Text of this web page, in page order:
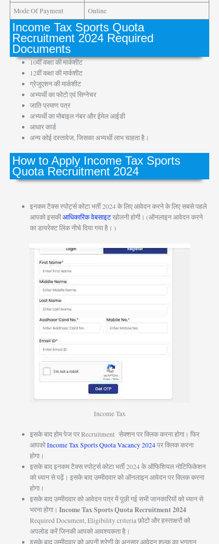
Mode Of Payment
Online
Income Tax Sports Quota
Recruitment 2024 Required
Documents
10वीं कक्षा की मार्कशीट
12वीं कक्षा की मार्कशीट
ग्रेजुएशन की मार्कशीट
अभ्यर्थी का फोटो एवं सिग्नेचर
जाति प्रमाण पत्र
अभ्यर्थी का मोबाइल नंबर और ईमेल आईडी
आधार कार्ड
अन्य कोई दस्तावेज, जिसका अभ्यर्थी लाभ चाहता है।
How to Apply Income Tax Sports
Quota Recruitment 2024
इनकम टैक्स स्पोर्ट्स कोटा भर्ती 2024 के लिए आवेदन करने के लिए सबसे पहले
आपको इसकीआधिकारिक वेबसाइटखोलनी होगी। (ऑनलाइन आवेदन करने
का डायरेक्ट लिंक नीचे दिया गया है। )
Income Tax
इसके बाद होम पेज पर Recruitment सेक्शन पर क्लिक करना होगा। फिर
आपकोIncome Tax Sports Quota Vacancy 2024पर क्लिक करना
होगा।
इसके बाद इनकम टैक्स स्पोर्ट्स कोटा भर्ती 2024 के ऑफिशियल नोटिफिकेशन
को ध्यान से पढ़ें। इसके बाद उम्मीदवार को ऑनलाइन आवेदन पर क्लिक करना
होगा।
इसके बाद उम्मीदवार को आवेदन पत्र में पूछी गई सभी जानकारियों को ध्यान से
भरना होगा।Income Tax Sports Quota Recruitment 2024
Required Document, Eligibility criteria फ़ोटो और हस्ताक्षरों को
अपलोड करें जिनकी आपको आवश्यकता है।
इसके बाद उम्मीदवार को अपनी श्रेणी के अनुसार आवेदन शुल्क का भुगतान